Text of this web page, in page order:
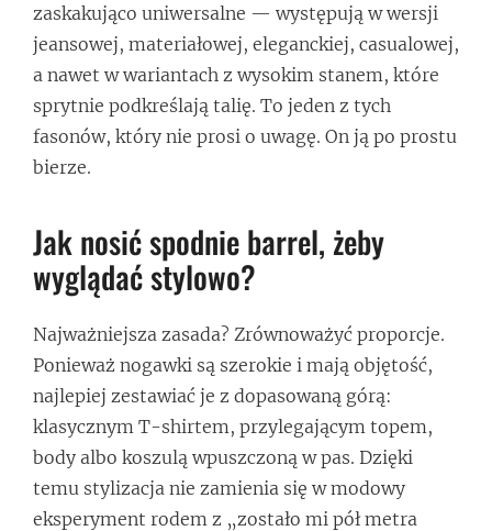
zaskakująco uniwersalne — występują w wersji
jeansowej, materiałowej, eleganckiej, casualowej,
a nawet w wariantach z wysokim stanem, które
sprytnie podkreślają talię. To jeden z tych
fasonów, który nie prosi o uwagę. On ją po prostu
bierze.
Jak nosić spodnie barrel, żeby
wyglądać stylowo?
Najważniejsza zasada? Zrównoważyć proporcje.
Ponieważ nogawki są szerokie i mają objętość,
najlepiej zestawiać je z dopasowaną górą:
klasycznym T-shirtem, przylegającym topem,
body albo koszulą wpuszczoną w pas. Dzięki
temu stylizacja nie zamienia się w modowy
eksperyment rodem z „zostało mi pół metra